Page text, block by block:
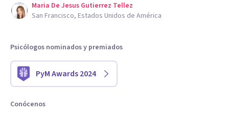
Maria De Jesus Gutierrez Tellez
San Francisco, Estados Unidos de América
Psicólogos nominados y premiados
PyM Awards 2024
Conócenos